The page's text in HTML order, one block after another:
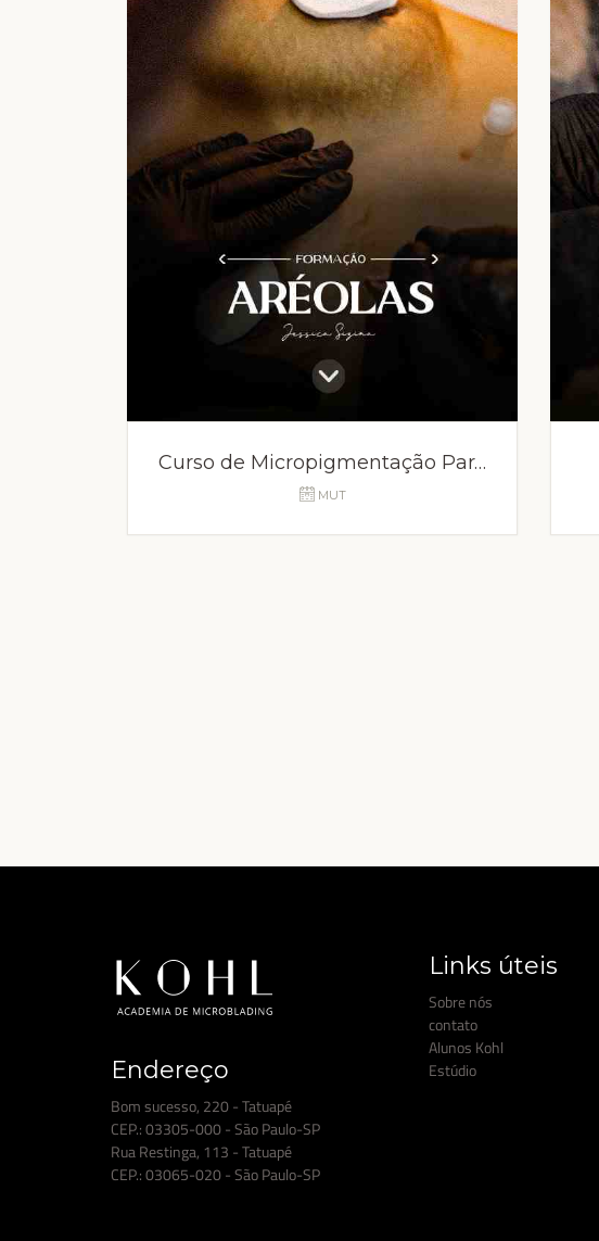
Curso de Micropigmentação Paramédica SP
MUT
Endereço
Bom sucesso, 220 - Tatuapé
CEP.: 03305-000 - São Paulo-SP
Rua Restinga, 113 - Tatuapé
CEP.: 03065-020 - São Paulo-SP
Links úteis
Sobre nós
contato
Alunos Kohl
Estúdio